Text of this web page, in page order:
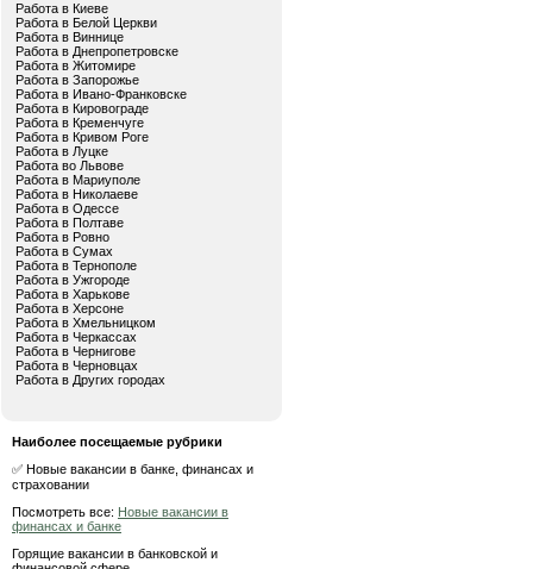
Работа в Киеве
Работа в Белой Церкви
Работа в Виннице
Работа в Днепропетровске
Работа в Житомире
Работа в Запорожье
Работа в Ивано-Франковске
Работа в Кировограде
Работа в Кременчуге
Работа в Кривом Роге
Работа в Луцке
Работа во Львове
Работа в Мариуполе
Работа в Николаеве
Работа в Одессе
Работа в Полтаве
Работа в Ровно
Работа в Сумах
Работа в Тернополе
Работа в Ужгороде
Работа в Харькове
Работа в Херсоне
Работа в Хмельницком
Работа в Черкассах
Работа в Чернигове
Работа в Черновцах
Работа в Других городах
Наиболее посещаемые рубрики
✅ Новые вакансии в банке, финансах и
страховании
Посмотреть все: Новые вакансии в
финансах и банке
Горящие вакансии в банковской и